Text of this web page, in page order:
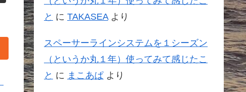
と に TAKASEAより
スペーサーラインシステムを１シーズン
（というか丸１年）使ってみて感じたこ
と に まこあぱ より